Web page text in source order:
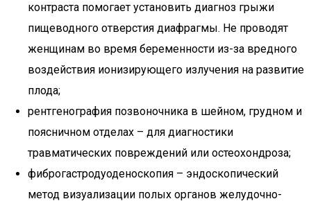
контраста помогает установить диагноз грыжи
пищеводного отверстия диафрагмы. Не проводят
женщинам во время беременности из-за вредного
воздействия ионизирующего излучения на развитие
плода;
рентгенография позвоночника в шейном, грудном и
поясничном отделах – для диагностики
травматических повреждений или остеохондроза;
фиброгастродуоденоскопия – эндоскопический
метод визуализации полых органов желудочно-